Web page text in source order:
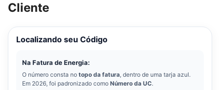
Cliente
Localizando seu Código
Na Fatura de Energia:
O número consta no topo da fatura, dentro de uma tarja azul.
Em 2026, foi padronizado como Número da UC.